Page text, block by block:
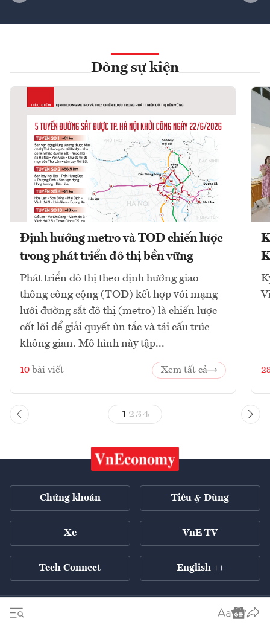
Dòng sự kiện
Định hướng metro và TOD chiến lược
trong phát triển đô thị bền vững
Phát triển đô thị theo định hướng giao
thông công cộng (TOD) kết hợp với mạng
lưới đường sắt đô thị (metro) là chiến lược
cốt lõi để giải quyết ùn tắc và tái cấu trúc
không gian. Mô hình này tập...
10 bài viết Xem tất cả
1 23 4
Chứng khoán Tiêu & Dùng
Xe VnE TV
Tech Connect English ++
Tất cả chuyên mục